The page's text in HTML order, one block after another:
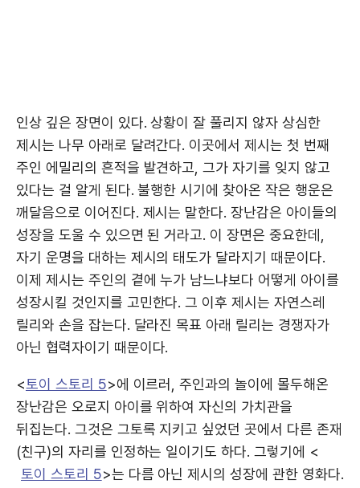
인상 깊은 장면이 있다. 상황이 잘 풀리지 않자 상심한
제시는 나무 아래로 달려간다. 이곳에서 제시는 첫 번째
주인 에밀리의 흔적을 발견하고, 그가 자기를 잊지 않고
있다는 걸 알게 된다. 불행한 시기에 찾아온 작은 행운은
깨달음으로 이어진다. 제시는 말한다. 장난감은 아이들의
성장을 도울 수 있으면 된 거라고. 이 장면은 중요한데,
자기 운명을 대하는 제시의 태도가 달라지기 때문이다.
이제 제시는 주인의 곁에 누가 남느냐보다 어떻게 아이를
성장시킬 것인지를 고민한다. 그 이후 제시는 자연스레
릴리와 손을 잡는다. 달라진 목표 아래 릴리는 경쟁자가
아닌 협력자이기 때문이다.
<토이 스토리 5>에 이르러, 주인과의 놀이에 몰두해온
장난감은 오로지 아이를 위하여 자신의 가치관을
뒤집는다. 그것은 그토록 지키고 싶었던 곳에서 다른 존재
(친구)의 자리를 인정하는 일이기도 하다. 그렇기에 <
토이 스토리 5>는 다름 아닌 제시의 성장에 관한 영화다.